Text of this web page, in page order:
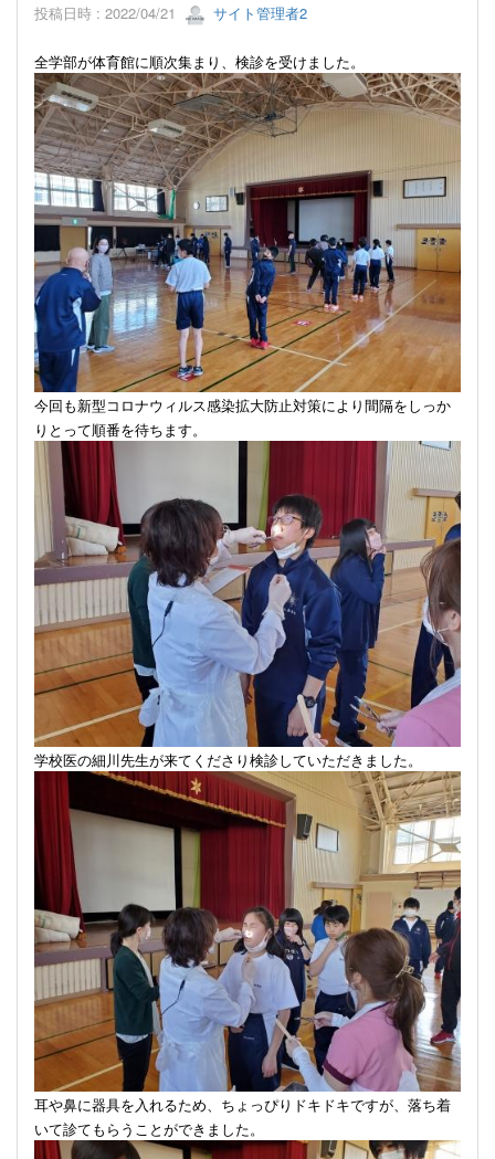
投稿日時 : 2022/04/21 サイト管理者2
全学部が体育館に順次集まり、検診を受けました。
今回も新型コロナウィルス感染拡大防止対策により間隔をしっか
りとって順番を待ちます。
学校医の細川先生が来てくださり検診していただきました。
耳や鼻に器具を入れるため、ちょっぴりドキドキですが、落ち着
いて診てもらうことができました。